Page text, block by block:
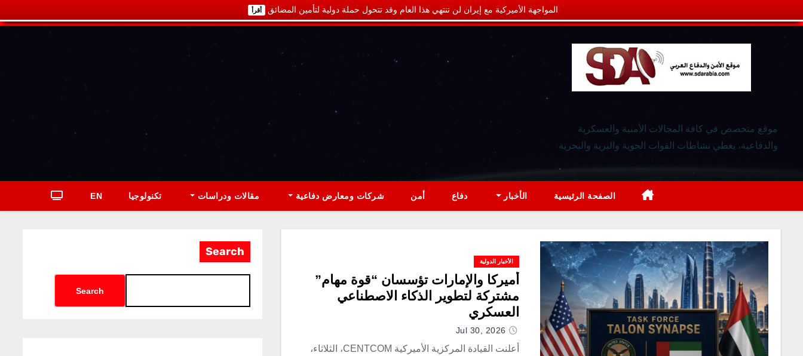
المواجهة الأميركية مع إيران لن تنتهي هذا العام وقد تتحول حملة دولية لتأمين المضائق أقرأ
موقع متخصص في كافة المجالات الأمنية والعسكرية
والدفاعية، يغطي نشاطات القوات الجوية والبرية والبحرية
الصفحة الرئيسية الأخبار دفاع أمن شركات ومعارض دفاعية مقالات ودراسات تكنولوجيا EN
الأخبار الدولية
أميركا والإمارات تؤسسان “قوة مهام”
مشتركة لتطوير الذكاء الاصطناعي
العسكري
Jul 30, 2026
أعلنت القيادة المركزية الأميركية CENTCOM، الثلاثاء،
Search
Search